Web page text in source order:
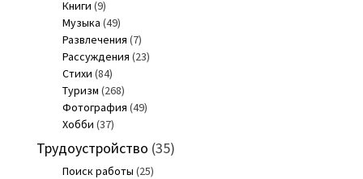
Книги (9)
Музыка (49)
Развлечения (7)
Рассуждения (23)
Стихи (84)
Туризм (268)
Фотография (49)
Хобби (37)
Трудоустройство (35)
Поиск работы (25)